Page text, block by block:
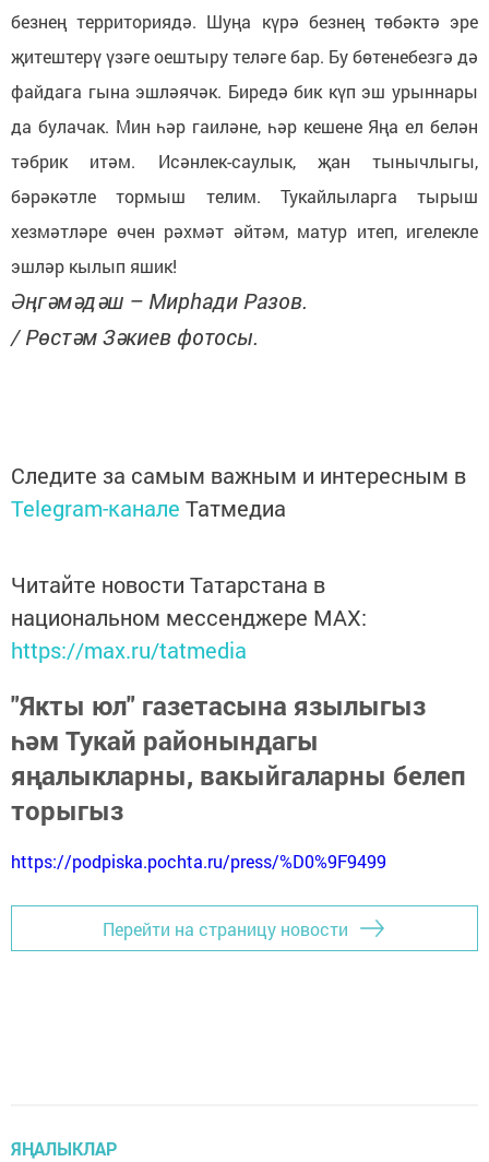
безнең территориядә. Шуңа күрә безнең төбәктә эре
җитештерү үзәге оештыру теләге бар. Бу бөтенебезгә дә
файдага гына эшләячәк. Биредә бик күп эш урыннары
да булачак. Мин һәр гаиләне, һәр кешене Яңа ел белән
тәбрик итәм. Исәнлек-саулык, җан тынычлыгы,
бәрәкәтле тормыш телим. Тукайлыларга тырыш
хезмәтләре өчен рәхмәт әйтәм, матур итеп, игелекле
эшләр кылып яшик!
Әңгәмәдәш – Мирһади Разов.
/ Рөстәм Зәкиев фотосы.
Следите за самым важным и интересным в
Telegram-канале Татмедиа
Читайте новости Татарстана в
национальном мессенджере MАХ:
https://max.ru/tatmedia
"Якты юл" газетасына язылыгыз
һәм Тукай районындагы
яңалыкларны, вакыйгаларны белеп
торыгыз
https://podpiska.pochta.ru/press/%D0%9F9499
Перейти на страницу новости
ЯҢАЛЫКЛАР